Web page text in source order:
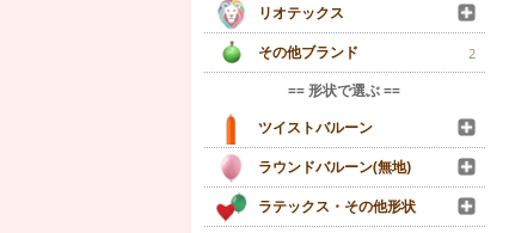
リオテックス
その他ブランド
2
== 形状で選ぶ ==
ツイストバルーン
ラウンドバルーン(無地)
ラテックス・その他形状